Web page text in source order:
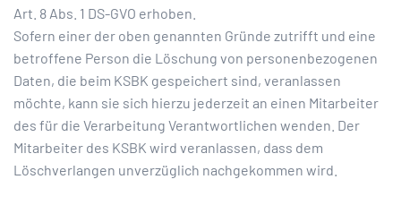
Art. 8 Abs. 1 DS-GVO erhoben.
Sofern einer der oben genannten Gründe zutrifft und eine
betroffene Person die Löschung von personenbezogenen
Daten, die beim KSBK gespeichert sind, veranlassen
möchte, kann sie sich hierzu jederzeit an einen Mitarbeiter
des für die Verarbeitung Verantwortlichen wenden. Der
Mitarbeiter des KSBK wird veranlassen, dass dem
Löschverlangen unverzüglich nachgekommen wird.